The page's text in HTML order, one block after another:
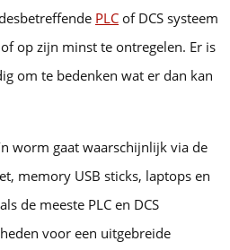
PLC of DCS systeem
op zijn minst te ontregelen. Er is
om te bedenken wat er dan kan
worm gaat waarschijnlijk via de
memory USB sticks, laptops en
de meeste PLC en DCS
voor een uitgebreide